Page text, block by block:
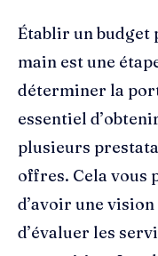
Établir un budget
main est une
déterminer la
essentiel
plusieurs
offres. Cela vous
d’avoir une
d’évaluer les